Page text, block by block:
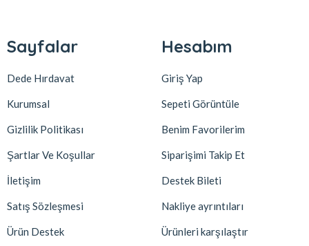
Sayfalar
Dede Hırdavat
Kurumsal
Gizlilik Politikası
Şartlar Ve Koşullar
İletişim
Satış Sözleşmesi
Ürün Destek
Hesabım
Giriş Yap
Sepeti Görüntüle
Benim Favorilerim
Siparişimi Takip Et
Destek Bileti
Nakliye ayrıntıları
Ürünleri karşılaştır